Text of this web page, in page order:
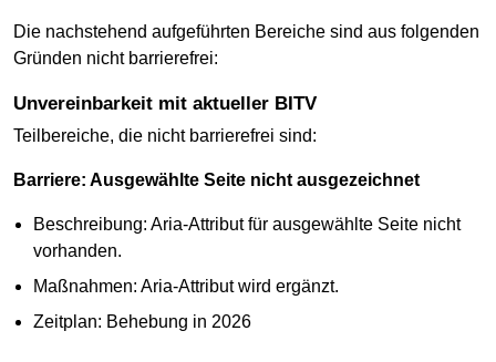
Die nachstehend aufgeführten Bereiche sind aus folgenden
Gründen nicht barrierefrei:
Unvereinbarkeit mit aktueller BITV
Teilbereiche, die nicht barrierefrei sind:
Barriere: Ausgewählte Seite nicht ausgezeichnet
Beschreibung: Aria-Attribut für ausgewählte Seite nicht
vorhanden.
Maßnahmen: Aria-Attribut wird ergänzt.
Zeitplan: Behebung in 2026